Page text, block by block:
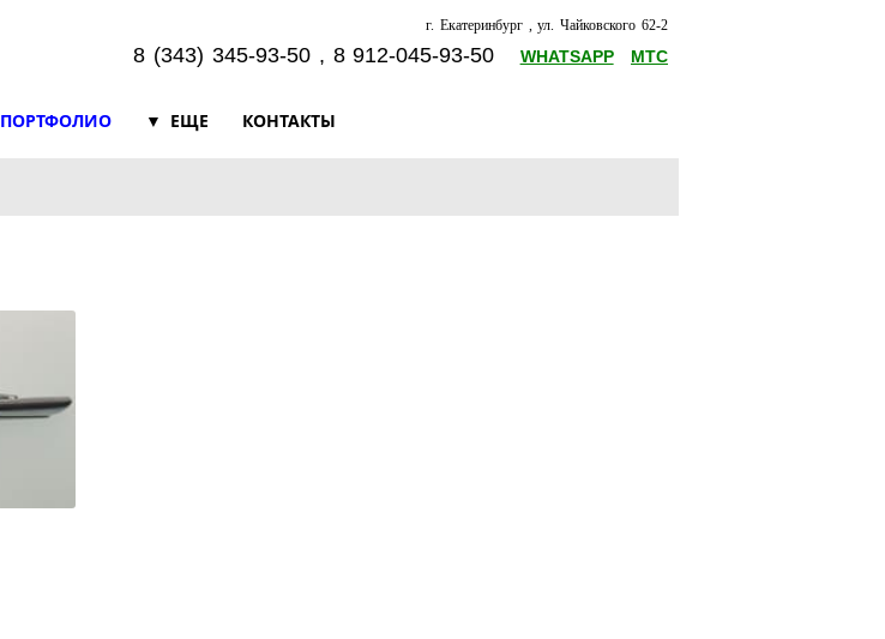
г. Екатеринбург , ул. Чайковского 62-2
8 (343) 345-93-50 , 8 912-045-93-50 WHATSAPP МТС
ПОРТФОЛИО ЕЩЕ КОНТАКТЫ